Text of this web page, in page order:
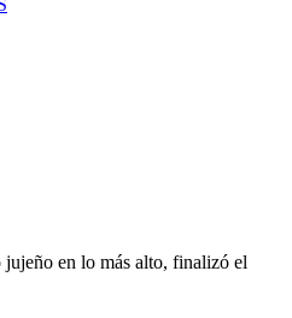
jujeño en lo más alto, finalizó el